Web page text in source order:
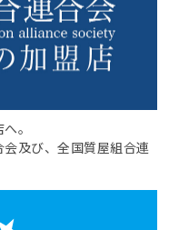
。
及び、全国質屋組合連